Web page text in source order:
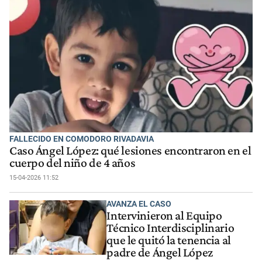
FALLECIDO EN COMODORO RIVADAVIA
Caso Ángel López: qué lesiones encontraron en el
cuerpo del niño de 4 años
15-04-2026 11:52
AVANZA EL CASO
Intervinieron al Equipo
Técnico Interdisciplinario
que le quitó la tenencia al
padre de Ángel López